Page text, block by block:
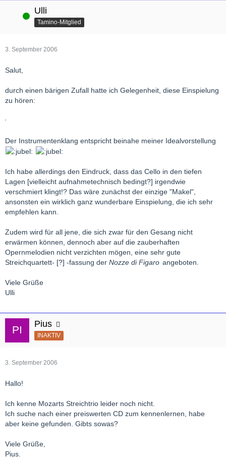
Online Ulli
Tamino-Mitglied
3. September 2006
Salut,
durch einen bärigen Zufall hatte ich Gelegenheit, diese Einspielung
zu hören:
Der Instrumentenklang entspricht beinahe meiner Idealvorstellung
Ich habe allerdings den Eindruck, dass das Cello in den tiefen
Lagen [vielleicht aufnahmetechnisch bedingt?] irgendwie
verschmiert klingt!? Das wäre zunächst der einzige "Makel",
ansonsten ein wirklich ganz wunderbare Einspielung, die ich sehr
empfehlen kann.
Zudem wird für all jene, die sich zwar für den Gesang nicht
erwärmen können, dennoch aber auf die zauberhaften
Opernmelodien nicht verzichten mögen, eine sehr gute
Streichquartett- [?] -fassung der Nozze di Figaro angeboten.
Viele Grüße
Ulli
Pius
INAKTIV
3. September 2006
Hallo!
Ich kenne Mozarts Streichtrio leider noch nicht.
Ich suche nach einer preiswerten CD zum kennenlernen, habe
aber keine gefunden. Gibts sowas?
Viele Grüße,
Pius.